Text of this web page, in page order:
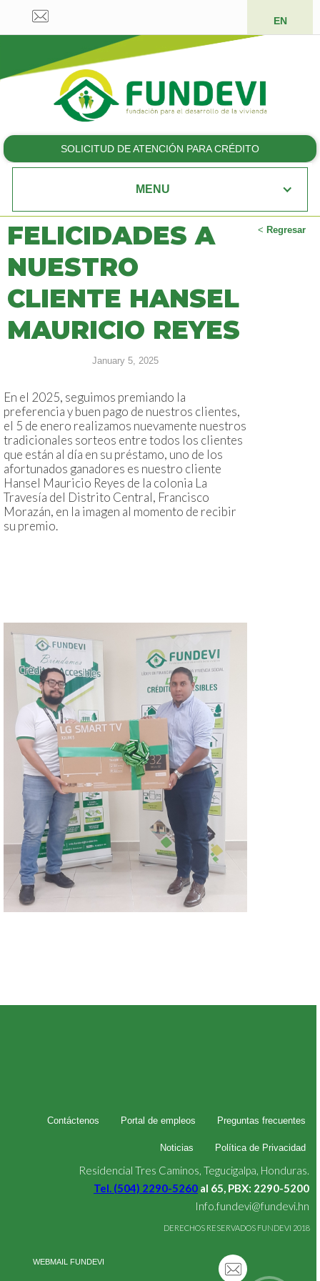
EN
SOLICITUD DE ATENCIÓN PARA CRÉDITO
MENU
< Regresar
FELICIDADES A
NUESTRO
CLIENTE HANSEL
MAURICIO REYES
January 5, 2025
En el 2025, seguimos premiando la
preferencia y buen pago de nuestros clientes,
el 5 de enero realizamos nuevamente nuestros
tradicionales sorteos entre todos los clientes
que están al día en su préstamo, uno de los
afortunados ganadores es nuestro cliente
Hansel Mauricio Reyes de la colonia La
Travesía del Distrito Central, Francisco
Morazán, en la imagen al momento de recibir
su premio.
Contáctenos Portal de empleos Preguntas frecuentes
Noticias Política de Privacidad
Residencial Tres Caminos, Tegucigalpa, Honduras.
Tel. (504) 2290-5260 al 65, PBX: 2290-5200
Info.fundevi@fundevi.hn
DERECHOS RESERVADOS FUNDEVI 2018
WEBMAIL FUNDEVI